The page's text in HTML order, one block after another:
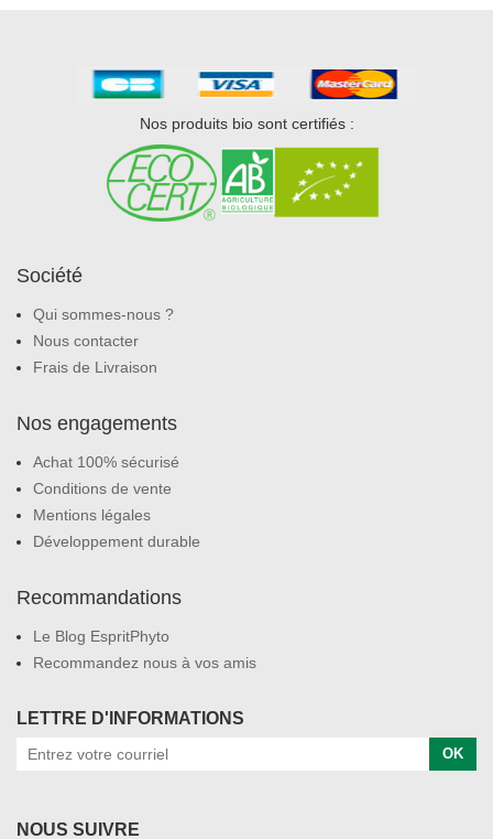
Nos produits bio sont certifiés :
Société
Qui sommes-nous ?
Nous contacter
Frais de Livraison
Nos engagements
Achat 100% sécurisé
Conditions de vente
Mentions légales
Développement durable
Recommandations
Le Blog EspritPhyto
Recommandez nous à vos amis
LETTRE D'INFORMATIONS
OK
NOUS SUIVRE